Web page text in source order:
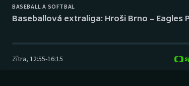
Ostatní
BASEBALL A SOFTBAL
Baseballová extraliga: Hroši Brno – Eagles
Zítra, 12:55-16:15